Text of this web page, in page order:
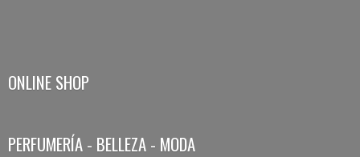
ONLINE SHOP
PERFUMERÍA - BELLEZA - MODA